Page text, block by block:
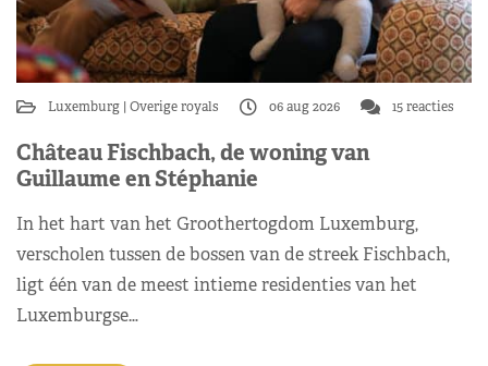
Luxemburg Overige royals 06 aug 2026 15 reacties
Château Fischbach, de woning van
Guillaume en Stéphanie
In het hart van het Groothertogdom Luxemburg,
verscholen tussen de bossen van de streek Fischbach,
ligt één van de meest intieme residenties van het
Luxemburgse…